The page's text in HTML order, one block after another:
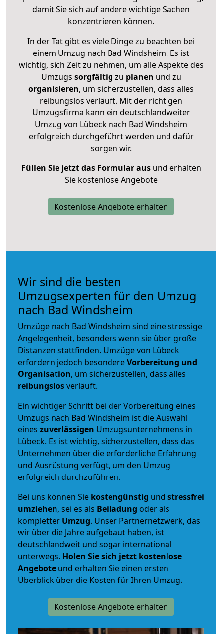
damit Sie sich auf andere wichtige Sachen
konzentrieren können.
In der Tat gibt es viele Dinge zu beachten bei
einem Umzug nach Bad Windsheim. Es ist
wichtig, sich Zeit zu nehmen, um alle Aspekte des
Umzugs sorgfältig zu planen und zu
organisieren, um sicherzustellen, dass alles
reibungslos verläuft. Mit der richtigen
Umzugsfirma kann ein deutschlandweiter
Umzug von Lübeck nach Bad Windsheim
erfolgreich durchgeführt werden und dafür
sorgen wir.
Füllen Sie jetzt das Formular ausund erhalten
Sie kostenlose Angebote
Kostenlose Angebote erhalten
Wir sind die besten
Umzugsexperten für den Umzug
nach Bad Windsheim
Umzüge nach Bad Windsheim sind eine stressige
Angelegenheit, besonders wenn sie über große
Distanzen stattfinden. Umzüge von Lübeck
erfordern jedoch besondereVorbereitung und
Organisation, um sicherzustellen, dass alles
reibungslosverläuft.
Ein wichtiger Schritt bei der Vorbereitung eines
Umzugs nach Bad Windsheim ist die Auswahl
eines zuverlässigen Umzugsunternehmens in
Lübeck. Es ist wichtig, sicherzustellen, dass das
Unternehmen über die erforderliche Erfahrung
und Ausrüstung verfügt, um den Umzug
erfolgreich durchzuführen.
Bei uns können Sie kostengünstig und stressfrei
umziehen, sei es als Beiladung oder als
kompletter Umzug. Unser Partnernetzwerk, das
wir über die Jahre aufgebaut haben, ist
deutschlandweit und sogar international
unterwegs. Holen Sie sich jetzt kostenlose
Angebote und erhalten Sie einen ersten
Überblick über die Kosten für Ihren Umzug.
Kostenlose Angebote erhalten